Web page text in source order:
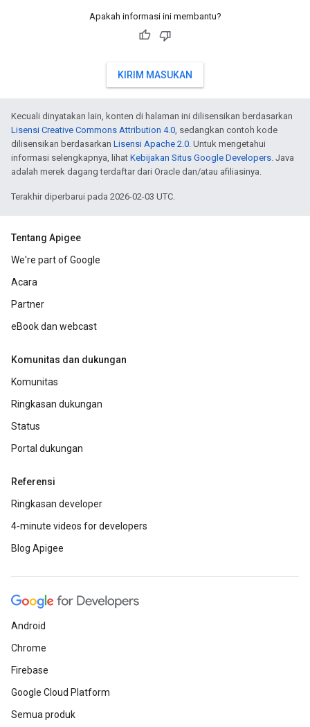
Apakah informasi ini membantu?
KIRIM MASUKAN
Kecuali dinyatakan lain, konten di halaman ini dilisensikan berdasarkan
Lisensi Creative Commons Attribution 4.0, sedangkan contoh kode
dilisensikan berdasarkan Lisensi Apache 2.0. Untuk mengetahui
informasi selengkapnya, lihat Kebijakan Situs Google Developers. Java
adalah merek dagang terdaftar dari Oracle dan/atau afiliasinya.
Terakhir diperbarui pada 2026-02-03 UTC.
Tentang Apigee
We're part of Google
Acara
Partner
eBook dan webcast
Komunitas dan dukungan
Komunitas
Ringkasan dukungan
Status
Portal dukungan
Referensi
Ringkasan developer
4-minute videos for developers
Blog Apigee
Android
Chrome
Firebase
Google Cloud Platform
Semua produk